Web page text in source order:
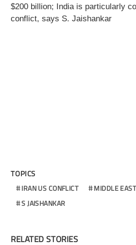
$200 billion; India is particularly
conflict, says S. Jaishankar
TOPICS
IRAN US CONFLICT
MIDDLE EAST
S JAISHANKAR
RELATED STORIES